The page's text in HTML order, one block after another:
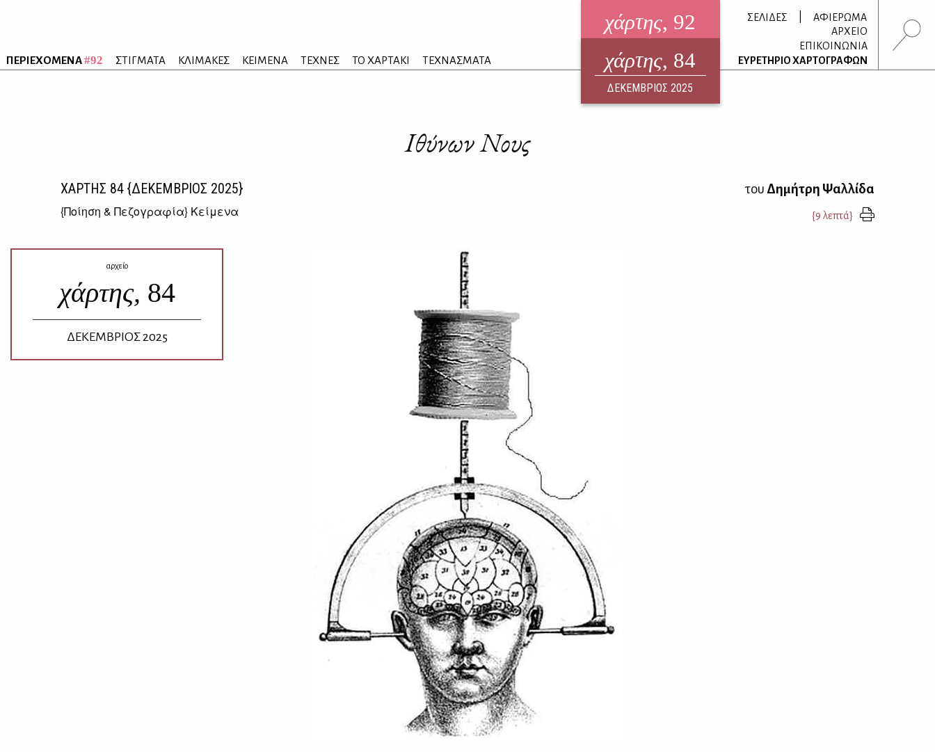
ΠΕΡΙΕΧΟΜΕΝΑ#92 ΣΤΙΓΜΑΤΑ ΚΛΙΜΑΚΕΣ ΚΕΙΜΕΝΑ ΤΕΧΝΕΣ ΤΟ ΧΑΡΤΑΚΙ ΤΕΧΝΑΣΜΑΤΑ
χάρτης, 92
ηλεκτρονικό περιοδικό
ΑΥΓΟΥΣΤΟΣ 2026
χάρτης, 84
ΔΕΚΕΜΒΡΙΟΣ 2025
ΣΕΛΙΔΕΣ
ΑΦΙΕΡΩΜΑ
ΑΡΧΕΙΟ
ΕΠΙΚΟΙΝΩΝΙΑ
ΕΥΡΕΤΗΡΙΟ ΧΑΡΤΟΓΡΑΦΩΝ
Ιθύνων Νους
ΧΑΡΤΗΣ 84 {ΔΕΚΕΜΒΡΙΟΣ 2025}
{Ποίηση & Πεζογραφία} Κείμενα
του Δημήτρη Ψαλλίδα
{9 λεπτά}
αρχείο
χάρτης, 84
ΔΕΚΕΜΒΡΙΟΣ 2025